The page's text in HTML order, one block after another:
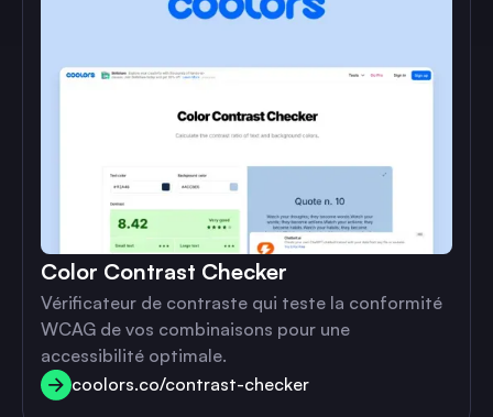
Color Contrast Checker
Vérificateur de contraste qui teste la conformité
WCAG de vos combinaisons pour une
accessibilité optimale.
coolors.co/contrast-checker